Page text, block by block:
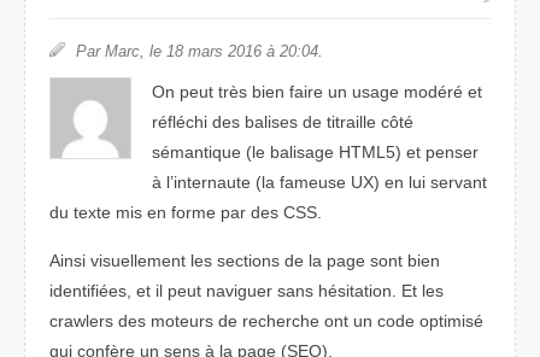
Par Marc, le 18 mars 2016 à 20:04.
On peut très bien faire un usage modéré et
réfléchi des balises de titraille côté
sémantique (le balisage HTML5) et penser
à l’internaute (la fameuse UX) en lui servant
du texte mis en forme par des CSS.
Ainsi visuellement les sections de la page sont bien
identifiées, et il peut naviguer sans hésitation. Et les
crawlers des moteurs de recherche ont un code optimisé
qui confère un sens à la page (SEO).